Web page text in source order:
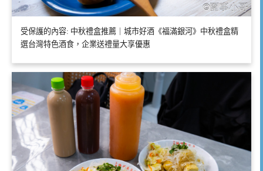
受保護的內容: 中秋禮盒推薦｜城市好酒《福滿銀河》中秋禮盒精
選台灣特色酒食，企業送禮量大享優惠